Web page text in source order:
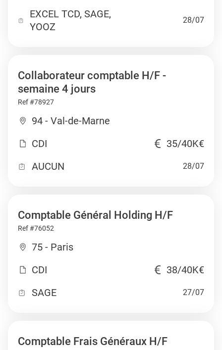
EXCEL TCD, SAGE,
YOOZ
28/07
Collaborateur comptable H/F -
semaine 4 jours
Ref #78927
94 - Val-de-Marne
CDI
35/40K€
AUCUN
28/07
Comptable Général Holding H/F
Ref #76052
75 - Paris
CDI
38/40K€
SAGE
27/07
Comptable Frais Généraux H/F